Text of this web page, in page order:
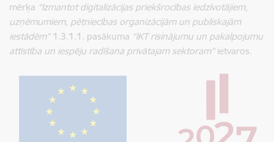
mērķa “Izmantot digitalizācijas priekšrocības iedzīvotājiem,
uzņēmumiem, pētniecības organizācijām un publiskajām
iestādēm”1.3.1.1. pasākuma “IKT risinājumu un pakalpojumu
attīstība un iespēju radīšana privātajam sektoram”ietvaros.